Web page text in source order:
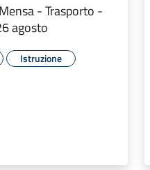
- Trasporto -
agosto
Istruzione